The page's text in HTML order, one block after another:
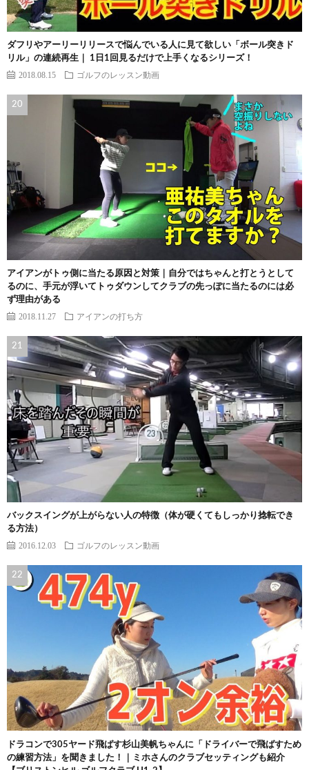
ダフリやアーリーリリースで悩んでいる人に見て欲しい「ボール突きド
リル」の連続再生｜ 1日1回見るだけで上手くなるシリーズ！
2018.08.15 ゴルフのレッスン動画
アイアンがトゥ側に当たる原因と対策｜自分ではちゃんと打とうとして
るのに、手元が浮いてトゥダウンしてクラブの先っぽに当たるのには必
ず理由がある
2018.11.27 アイアンの打ち方
バックスイングが上がらない人の特徴（体が硬くてもしっかり捻転でき
る方法）
2016.12.03 ゴルフのレッスン動画
ドラコンで305ヤード飛ばす杉山美帆ちゃんに「ドライバーで飛ばすため
の練習方法」を聞きました！｜ミホさんのクラブセッティングも紹介